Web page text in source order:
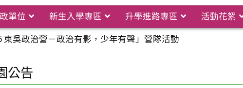
單位 新生入學專區 升學進路專區 活動花絮
東吳政治營－政治有影，少年有聲」營隊活動
公告